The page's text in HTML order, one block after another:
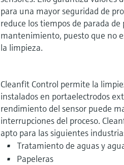
para una mayor seguridad de
reduce los tiempos de parada
mantenimiento, puesto que no
la limpieza.
Cleanfit Control permite la
instalados en portaelectrodos
rendimiento del sensor puede
interrupciones del proceso.
apto para las siguientes
Tratamiento de aguas y
Papeleras